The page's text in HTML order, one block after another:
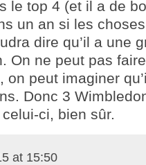
le top 4 (et il a de
un an si les
dire qu’il a une
On ne peut pas
on peut imaginer
Donc 3
ci, bien sûr.
at 15:50